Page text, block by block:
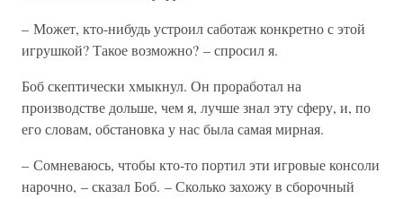
– Может, кто-нибудь устроил саботаж конкретно с этой
игрушкой? Такое возможно? – спросил я.
Боб скептически хмыкнул. Он проработал на
производстве дольше, чем я, лучше знал эту сферу, и, по
его словам, обстановка у нас была самая мирная.
– Сомневаюсь, чтобы кто-то портил эти игровые консоли
нарочно, – сказал Боб. – Сколько захожу в сборочный